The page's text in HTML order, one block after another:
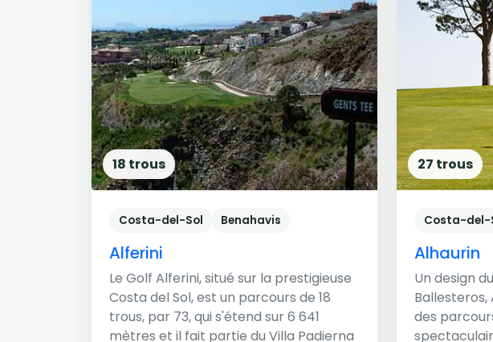
18 trous
Costa-del-Sol Benahavis
Alferini
Le Golf Alferini, situé sur la prestigieuse
Costa del Sol, est un parcours de 18
trous, par 73, qui s'étend sur 6 641
mètres et il fait partie du Villa Padierna
27 trous
Costa-del-
Alhaurin
Un design
Ballesteros,
des